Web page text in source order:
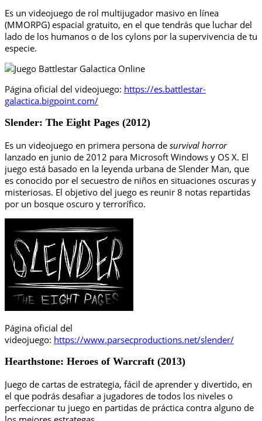
Es un videojuego de rol multijugador masivo en línea
(MMORPG) espacial gratuito, en el que tendrás que luchar del
lado de los humanos o de los cylons por la supervivencia de tu
especie.
Página oficial del videojuego: https://es.battlestar-
galactica.bigpoint.com/
Slender: The Eight Pages (2012)
Es un videojuego en primera persona de survival horror
lanzado en junio de 2012 para Microsoft Windows y OS X. El
juego está basado en la leyenda urbana de Slender Man, que
es conocido por el secuestro de niños en situaciones oscuras y
misteriosas. El objetivo del juego es reunir 8 notas repartidas
por un bosque oscuro y terrorífico.
Página oficial del
videojuego: https://www.parsecproductions.net/slender/
Hearthstone: Heroes of Warcraft (2013)
Juego de cartas de estrategia, fácil de aprender y divertido, en
el que podrás desafiar a jugadores de todos los niveles o
perfeccionar tu juego en partidas de práctica contra alguno de